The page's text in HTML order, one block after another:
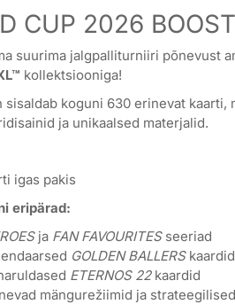
CUP 2026
suurima jalgpalliturniiri põnevust
kollektsiooniga!
sisaldab koguni 630 erinevat kaarti,
ja unikaalsed materjalid.
igas pakis
eripärad:
ja FAN FAVOURITESseeriad
GOLDEN BALLERSkaardid
ETERNOS 22kaardid
mängurežiimid ja